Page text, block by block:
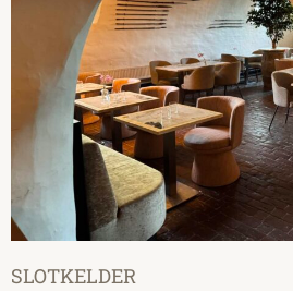
SLOTKELDER